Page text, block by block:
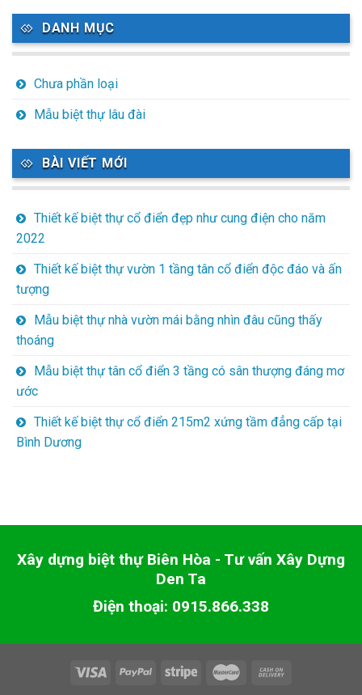
DANH MỤC
Chưa phần loại
Mẫu biệt thự lâu đài
BÀI VIẾT MỚI
Thiết kế biệt thự cổ điển đẹp như cung điện cho năm
2022
Thiết kế biệt thự vườn 1 tầng tân cổ điển độc đáo và ấn
tượng
Mẫu biệt thự nhà vườn mái bằng nhìn đâu cũng thấy
thoáng
Mẫu biệt thự tân cổ điển 3 tầng có sân thượng đáng mơ
ước
Thiết kế biệt thự cổ điển 215m2 xứng tầm đẳng cấp tại
Bình Dương
Xây dựng biệt thự Biên Hòa - Tư vấn Xây Dựng
Den Ta
Điện thoại: 0915.866.338